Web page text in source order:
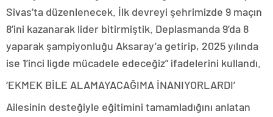
Sivas’ta düzenlenecek. İlk devreyi şehrimizde 9 maçın
8’ini kazanarak lider bitirmiştik. Deplasmanda 9’da 8
yaparak şampiyonluğu Aksaray’a getirip, 2025 yılında
ise 1’inci ligde mücadele edeceğiz” ifadelerini kullandı.
‘EKMEK BİLE ALAMAYACAĞIMA İNANIYORLARDI’
Ailesinin desteğiyle eğitimini tamamladığını anlatan